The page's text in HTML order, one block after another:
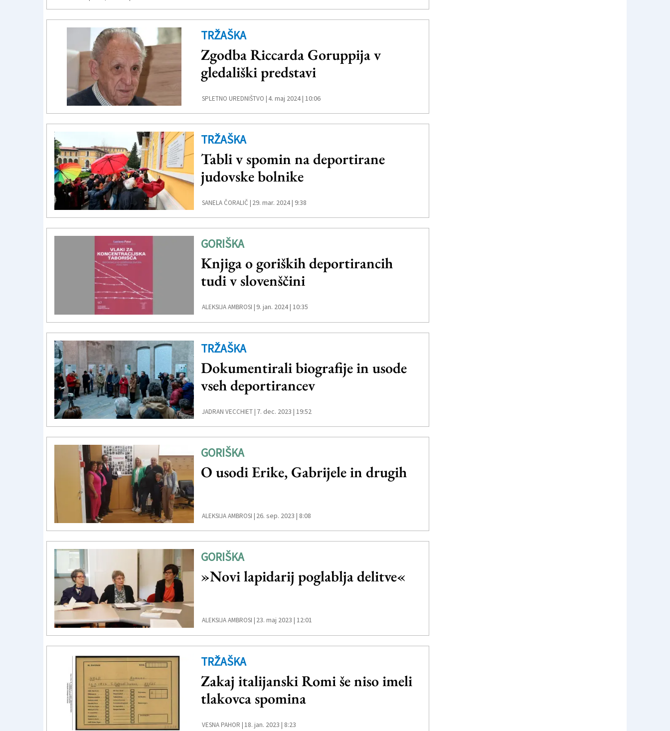
TRŽAŠKA
Zgodba Riccarda Goruppija v
gledališki predstavi
SPLETNO UREDNIŠTVO | 4. maj 2024 | 10:06
TRŽAŠKA
Tabli v spomin na deportirane
judovske bolnike
SANELA ČORALIČ | 29. mar. 2024 | 9:38
GORIŠKA
Knjiga o goriških deportirancih
tudi v slovenščini
ALEKSIJA AMBROSI | 9. jan. 2024 | 10:35
TRŽAŠKA
Dokumentirali biografije in usode
vseh deportirancev
JADRAN VECCHIET | 7. dec. 2023 | 19:52
GORIŠKA
O usodi Erike, Gabrijele in drugih
ALEKSIJA AMBROSI | 26. sep. 2023 | 8:08
GORIŠKA
»Novi lapidarij poglablja delitve«
ALEKSIJA AMBROSI | 23. maj 2023 | 12:01
TRŽAŠKA
Zakaj italijanski Romi še niso imeli
tlakovca spomina
VESNA PAHOR | 18. jan. 2023 | 8:23